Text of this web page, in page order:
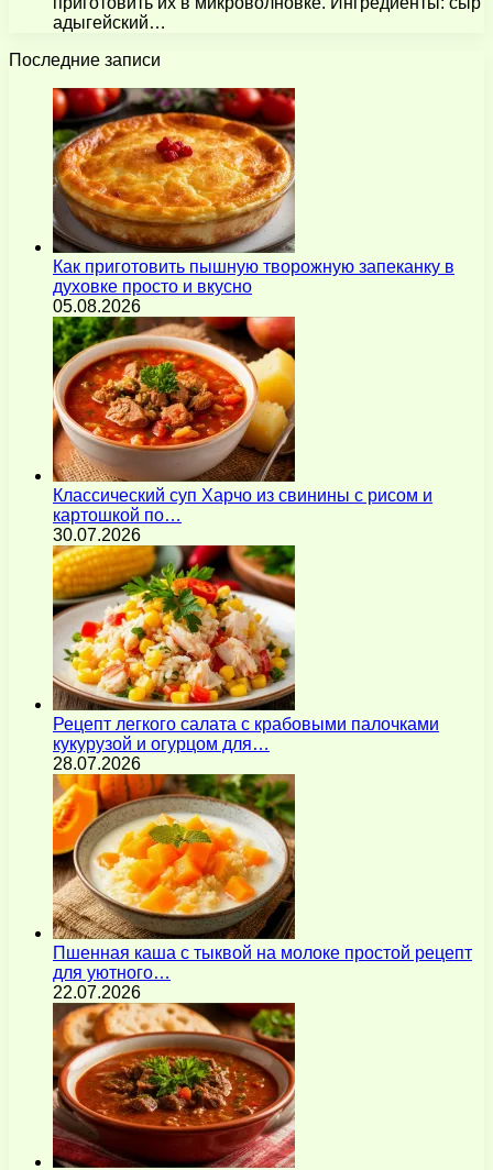
адыгейский…
Последние записи
Как приготовить пышную творожную запеканку в
духовке просто и вкусно
05.08.2026
Классический суп Харчо из свинины с рисом и
картошкой по…
30.07.2026
Рецепт легкого салата с крабовыми палочками
кукурузой и огурцом для…
28.07.2026
Пшенная каша с тыквой на молоке простой рецепт
для уютного…
22.07.2026